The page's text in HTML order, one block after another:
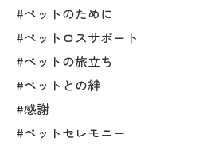
#ペットのために
#ペットロスサポート
#ペットの旅立ち
#ペットとの絆
#感謝
#ペットセレモニー